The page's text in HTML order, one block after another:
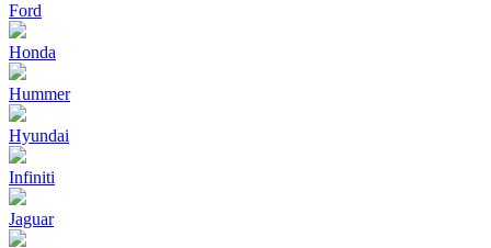
Ford
Honda
Hummer
Hyundai
Infiniti
Jaguar